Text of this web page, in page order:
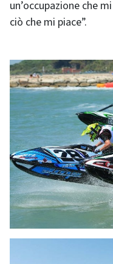
un’occupazione che
ciò che mi piace”.